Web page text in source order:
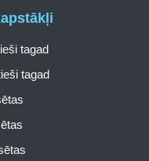
tagad
tagad